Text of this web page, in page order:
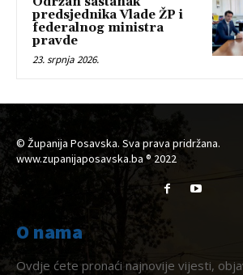
predsjednika Vlade ŽP i
federalnog ministra
pravde
23. srpnja 2026.
© Županija Posavska. Sva prava pridržana.
www.zupanijaposavska.ba ® 2022
O nama
Ovdje ćete pronaći najnovije vijesti,